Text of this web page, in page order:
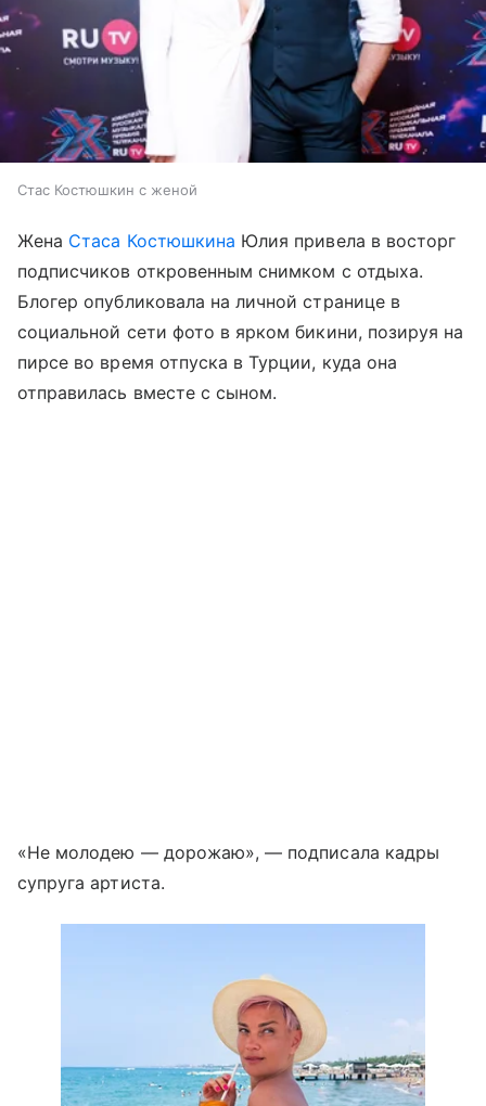
Стас Костюшкин с женой
Жена Стаса Костюшкина Юлия привела в восторг
подписчиков откровенным снимком с отдыха.
Блогер опубликовала на личной странице в
социальной сети фото в ярком бикини, позируя на
пирсе во время отпуска в Турции, куда она
отправилась вместе с сыном.
«Не молодею — дорожаю», — подписала кадры
супруга артиста.